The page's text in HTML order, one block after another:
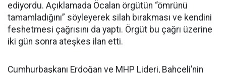
ediyordu. Açıklamada Öcalan örgütün “ömrünü
tamamladığını” söyleyerek silah bırakması ve kendini
feshetmesi çağrısını da yaptı. Örgüt bu çağrı üzerine
iki gün sonra ateşkes ilan etti.
Cumhurbaşkanı Erdoğan ve MHP Lideri, Bahçeli’nin